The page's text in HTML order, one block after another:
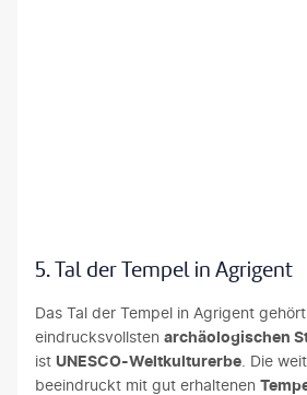
5. Tal der Tempel in Agrigent
Das Tal der Tempel in Agrigent
eindrucksvollsten archäologischen
ist UNESCO-Weltkulturerbe . Die
beeindruckt mit gut erhaltenen